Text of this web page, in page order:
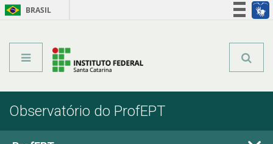
BRASIL
Observatório do ProfEPT